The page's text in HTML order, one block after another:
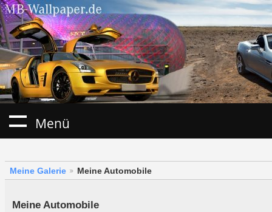
Menü
Meine Galerie Meine Automobile
Meine Automobile